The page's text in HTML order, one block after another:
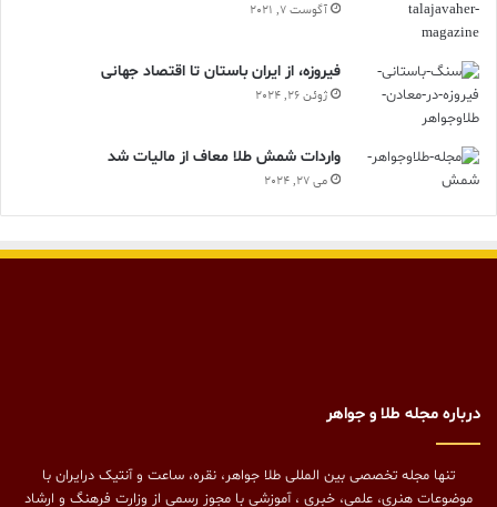
آگوست 7, 2021
فیروزه، از ایران باستان تا اقتصاد جهانی
ژوئن 26, 2024
واردات شمش طلا معاف از مالیات شد
می 27, 2024
درباره مجله طلا و جواهر
تنها مجله تخصصی بین المللی طلا جواهر، نقره، ساعت و آنتیک درایران با
موضوعات هنری، علمی، خبری ، آموزشی با مجوز رسمی از وزارت فرهنگ و ارشاد